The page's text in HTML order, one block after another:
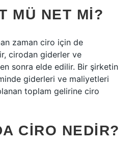
MÜ NET MI?
zaman ciro için de
cirodan giderler ve
sonra elde edilir. Bir şirketin
giderleri ve maliyetleri
toplam gelirine ciro
CIRO NEDIR?